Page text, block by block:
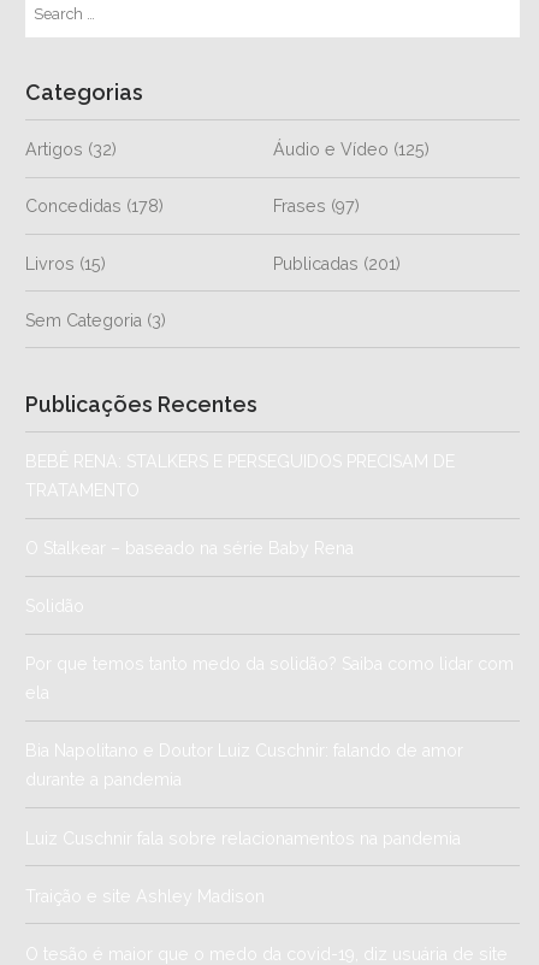
Categorias
Artigos (32) Áudio e Vídeo (125)
Concedidas (178) Frases (97)
Livros (15) Publicadas (201)
Sem Categoria (3)
Publicações Recentes
BEBÊ RENA: STALKERS E PERSEGUIDOS PRECISAM DE
TRATAMENTO
O Stalkear – baseado na série Baby Rena
Solidão
Por que temos tanto medo da solidão? Saiba como lidar com
ela
Bia Napolitano e Doutor Luiz Cuschnir: falando de amor
durante a pandemia
Luiz Cuschnir fala sobre relacionamentos na pandemia
Traição e site Ashley Madison
O tesão é maior que o medo da covid-19, diz usuária de site